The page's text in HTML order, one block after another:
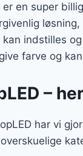
er en super
kan indstilles
farve og
–
har vi